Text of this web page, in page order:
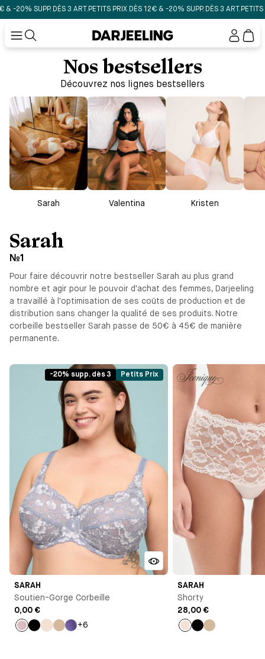
3 ART.PETITS PRIX DÈS 12€ & -20% SUPP. DÈS 3 ART.PETITS PRIX DÈS 12€ & -
Mon
Nos bestsellers
Découvrez nos lignes bestsellers
Sarah Valentina Kristen
Sarah
№1
Pour faire découvrir notre bestseller Sarah au plus grand
nombre et agir pour le pouvoir d'achat des femmes, Darjeeling
a travaillé à l'optimisation de ses coûts de production et de
distribution sans changer la qualité de ses produits. Notre
corbeille bestseller Sarah passe de 50€ à 45€ de manière
permanente.
-20% supp. dès 3 Petits Prix
SARAH
Soutien-Gorge Corbeille
0,00 €
Bleu
+6
SARAH
Shorty
28,00 €
Milk